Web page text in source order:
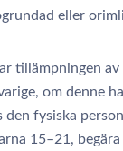
eller
tillämpningen
om denne
fysiska
15–21,